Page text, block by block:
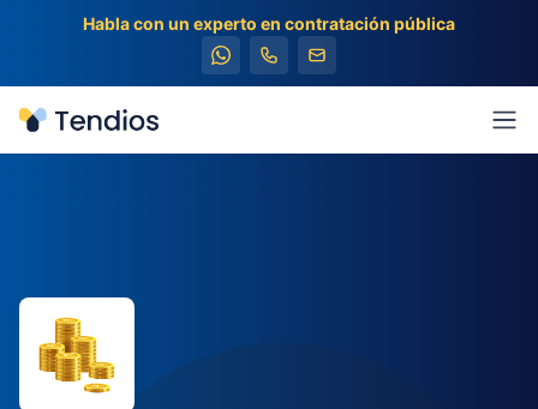
Habla con un experto en contratación pública
Tendios